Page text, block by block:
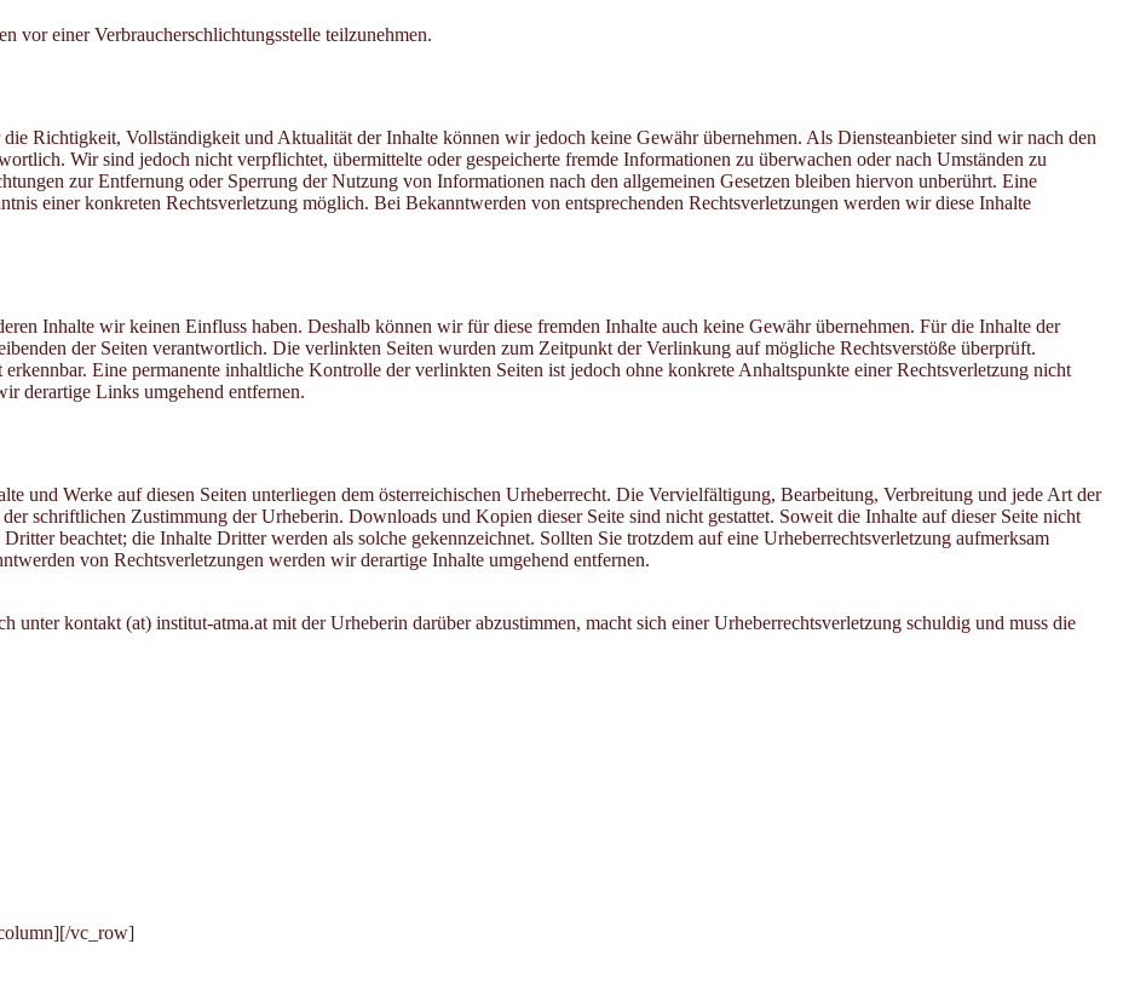
vor einer Verbraucherschlichtungsstelle teilzunehmen.
Richtigkeit, Vollständigkeit und Aktualität der Inhalte können wir jedoch keine Gewähr übernehmen. Als Diensteanbieter sind wir nach den
Wir sind jedoch nicht verpflichtet, übermittelte oder gespeicherte fremde Informationen zu überwachen oder nach Umständen zu
zur Entfernung oder Sperrung der Nutzung von Informationen nach den allgemeinen Gesetzen bleiben hiervon unberührt. Eine
einer konkreten Rechtsverletzung möglich. Bei Bekanntwerden von entsprechenden Rechtsverletzungen werden wir diese Inhalte
Inhalte wir keinen Einfluss haben. Deshalb können wir für diese fremden Inhalte auch keine Gewähr übernehmen. Für die Inhalte der
der Seiten verantwortlich. Die verlinkten Seiten wurden zum Zeitpunkt der Verlinkung auf mögliche Rechtsverstöße überprüft.
Eine permanente inhaltliche Kontrolle der verlinkten Seiten ist jedoch ohne konkrete Anhaltspunkte einer Rechtsverletzung nicht
derartige Links umgehend entfernen.
und Werke auf diesen Seiten unterliegen dem österreichischen Urheberrecht. Die Vervielfältigung, Bearbeitung, Verbreitung und jede Art der
schriftlichen Zustimmung der Urheberin. Downloads und Kopien dieser Seite sind nicht gestattet. Soweit die Inhalte auf dieser Seite nicht
beachtet; die Inhalte Dritter werden als solche gekennzeichnet. Sollten Sie trotzdem auf eine Urheberrechtsverletzung aufmerksam
von Rechtsverletzungen werden wir derartige Inhalte umgehend entfernen.
unter kontakt (at) institut-atma.at mit der Urheberin darüber abzustimmen, macht sich einer Urheberrechtsverletzung schuldig und muss die
vc_row]